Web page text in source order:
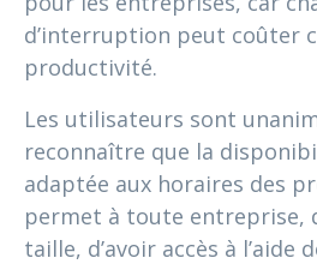
d’interruption peut coûter
productivité.
Les utilisateurs sont
reconnaître que la
adaptée aux horaires des
permet à toute entreprise,
taille, d’avoir accès à l’aide